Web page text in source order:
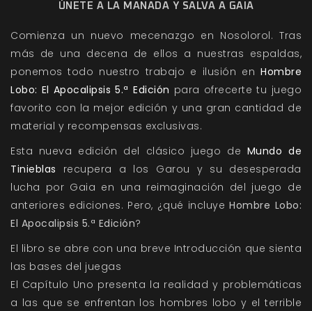
ÚNETE A LA MANADA Y SALVA A GAIA
Comienza un nuevo mecenazgo en Nosolorol. Tras
más de una decena de ellos a nuestras espaldas,
ponemos todo nuestro trabajo e ilusión en Hombre
Lobo: El Apocalipsis 5.ª Edición para ofrecerte tu juego
favorito con la mejor edición y una gran cantidad de
material y recompensas exclusivas.
Esta nueva edición del clásico juego de Mundo de
Tinieblas recupera a los Garou y su desesperada
lucha por Gaia en una reimaginación del juego de
anteriores ediciones. Pero, ¿qué incluye Hombre Lobo:
El Apocalipsis 5.ª Edición?
El libro se abre con una breve Introducción que sienta
las bases del juegas
El Capítulo Uno presenta la realidad y problemáticas
a las que se enfrentan los hombres lobo y el terrible